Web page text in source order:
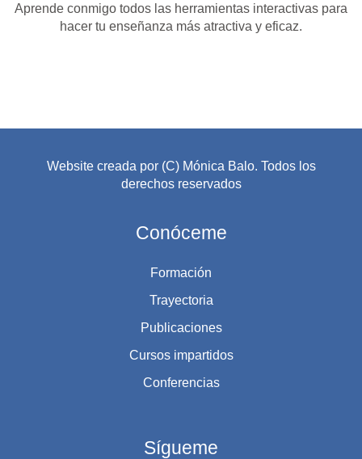
Aprende conmigo todos las herramientas interactivas para
hacer tu enseñanza más atractiva y eficaz.
Website creada por (C) Mónica Balo. Todos los
derechos reservados
Conóceme
Formación
Trayectoria
Publicaciones
Cursos impartidos
Conferencias
Sígueme